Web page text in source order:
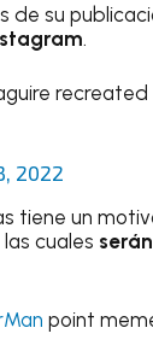
su
.
recreated
2022
tiene un
cuales
point